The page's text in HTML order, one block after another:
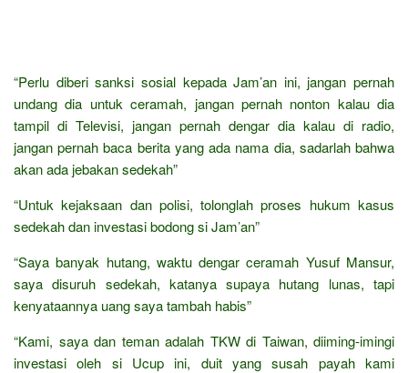
“Perlu diberi sanksi sosial kepada Jam’an ini, jangan pernah
undang dia untuk ceramah, jangan pernah nonton kalau dia
tampil di Televisi, jangan pernah dengar dia kalau di radio,
jangan pernah baca berita yang ada nama dia, sadarlah bahwa
akan ada jebakan sedekah”
“Untuk kejaksaan dan polisi, tolonglah proses hukum kasus
sedekah dan investasi bodong si Jam’an”
“Saya banyak hutang, waktu dengar ceramah Yusuf Mansur,
saya disuruh sedekah, katanya supaya hutang lunas, tapi
kenyataannya uang saya tambah habis”
“Kami, saya dan teman adalah TKW di Taiwan, diiming-imingi
investasi oleh si Ucup ini, duit yang susah payah kami